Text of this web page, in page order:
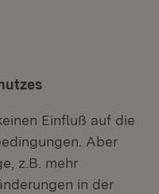
Einfluß auf die
Aber
z.B. mehr
in der